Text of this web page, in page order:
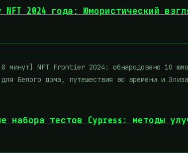
NFT 2024 года: Юмористический
минут] NFT Frontier 2024: обнародовано 10
Белого дома, путешествия во времени и
набора тестов Cypress: методы